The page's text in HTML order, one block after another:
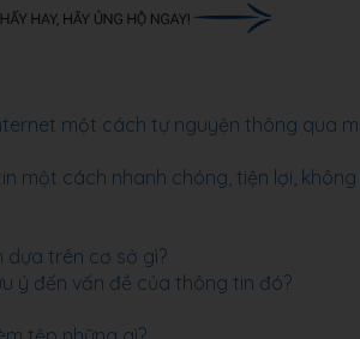
một cách tự nguyện thông qua
một cách nhanh chóng, tiện lợi,
dựa trên cơ sở gì?
ý đến vấn đề của thông tin đó?